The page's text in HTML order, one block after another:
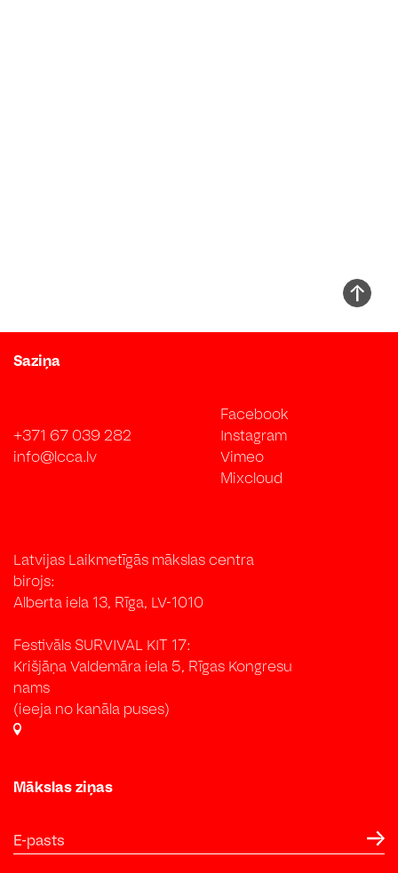
Saziņa
+371 67 039 282
info@lcca.lv
Facebook
Instagram
Vimeo
Mixcloud
Latvijas Laikmetīgās mākslas centra
birojs:
Alberta iela 13, Rīga, LV-1010
Festivāls SURVIVAL KIT 17:
Krišjāņa Valdemāra iela 5, Rīgas Kongresu
nams
(ieeja no kanāla puses)
Mākslas ziņas